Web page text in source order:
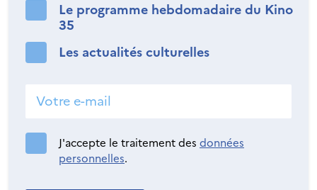
Le programme hebdomadaire du Kino
35
Les actualités culturelles
J'accepte le traitement des données
personnelles.